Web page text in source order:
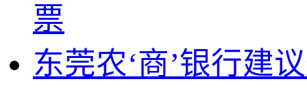
票
东莞农‘商’银行建